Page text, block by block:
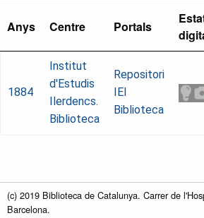
Anys Centre Portals
1884
Institut
d'Estudis
Ilerdencs.
Biblioteca
Repositori
IEI
Biblioteca
(c) 2019 Biblioteca de Catalunya. Carrer de
Barcelona.